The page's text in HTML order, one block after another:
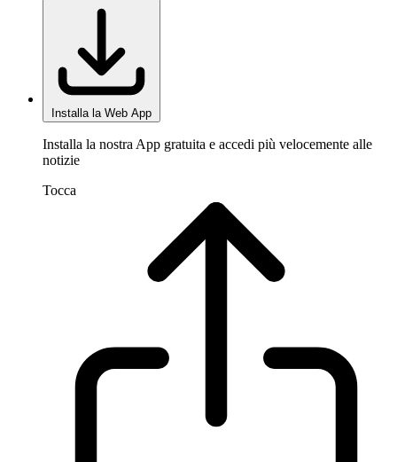
Installa la Web App
Installa la nostra App gratuita e accedi più velocemente alle
notizie
Tocca